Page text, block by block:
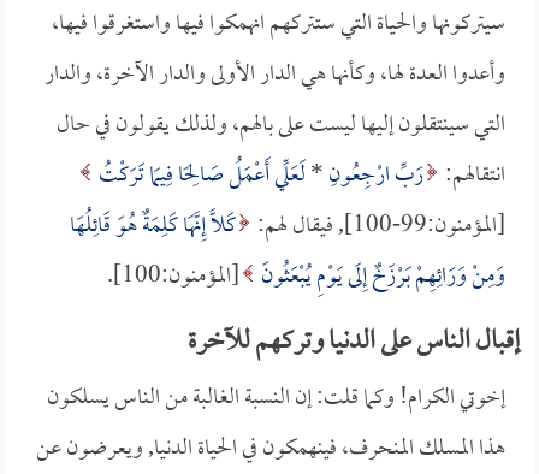
سيتركونها والحياة التي ستتركهم انهمكوا فيها واستغرقوا فيها،
وأعدوا العدة لها، وكأنها هي الدار الأولى والدار الآخرة، والدار
التي سينتقلون إليها ليست على بالهم، ولذلك يقولون في حال
انتقالهم: رَبِّ ارْجِعُونِ*لَعَلِّي أَعْمَلُ صَالِحًا فِيمَا تَرَكْتُ
[المؤمنون:99-100], فيقال لهم:
كَلَّا إِنَّهَا كَلِمَةٌ هُوَ قَائِلُهَا
وَمِنْ وَرَائِهِمْ بَرْزَخٌ إِلَى يَوْمِ يُبْعَثُونَ [المؤمنون:100].
إقبال الناس على الدنيا وتركهم للآخرة
إخوتي الكرام! وكما قلت: إن النسبة الغالبة من الناس يسلكون
هذا المسلك المنحرف، فينهمكون في الحياة الدنيا, ويعرضون عن